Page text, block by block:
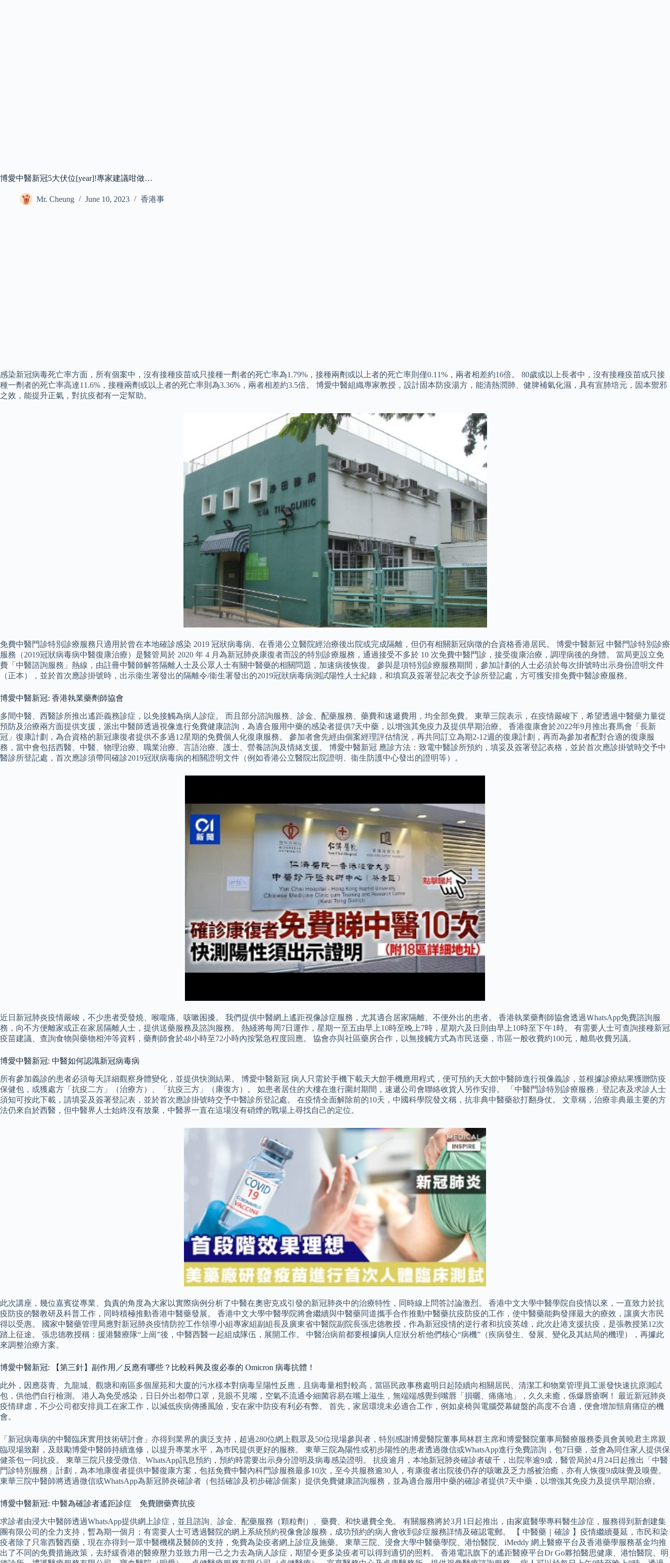
博愛中醫新冠5大伏位[year]!專家建議咁做…
Mr. Cheung June 10, 2023 香港事
感染新冠病毒死亡率方面，所有個案中，沒有接種疫苗或只接種一劑者的死亡率為1.79%，接種兩劑或以上者的死亡率則僅0.11%，兩者相差約16倍。 80歲或以上長者中，沒有接種疫苗或只接
種一劑者的死亡率高達11.6%，接種兩劑或以上者的死亡率則為3.36%，兩者相差約3.5倍。 博愛中醫組織專家教授，設計固本防疫湯方，能清熱潤肺、健脾補氣化濕，具有宣肺培元，固本禦邪
之效，能提升正氣，對抗疫都有一定幫助。
免費中醫門診特別診療服務只適用於曾在本地確診感染 2019 冠狀病毒病、在香港公立醫院經治療後出院或完成隔離，但仍有相關新冠病徵的合資格香港居民。 博愛中醫新冠 中醫門診特別診療
服務（2019冠狀病毒病中醫復康治療）是醫管局於 2020 年 4 月為新冠肺炎康復者而設的特別診療服務，通過接受不多於 10 次免費中醫門診，接受復康治療，調理病後的身體。 當局更設立免
費「中醫諮詢服務」熱線，由註冊中醫師解答隔離人士及公眾人士有關中醫藥的相關問題，加速病後恢復。 參與是項特別診療服務期間，參加計劃的人士必須於每次掛號時出示身份證明文件
（正本），並於首次應診掛號時，出示衞生署發出的隔離令/衞生署發出的2019冠狀病毒病測試陽性人士紀錄，和填寫及簽署登記表交予診所登記處，方可獲安排免費中醫診療服務。
博愛中醫新冠: 香港執業藥劑師協會
多間中醫、西醫診所推出遙距義務診症，以免接觸為病人診症。 而且部分諮詢服務、診金、配藥服務、藥費和速遞費用，均全部免費。 東華三院表示，在疫情嚴峻下，希望透過中醫藥力量從
預防及治療兩方面提供支援，派出中醫師透過視像進行免費健康諮詢，為適合服用中藥的感染者提供7天中藥，以增強其免疫力及提供早期治療。 香港復康會於2022年9月推出賽馬會「長新
冠」復康計劃，為合資格的新冠康復者提供不多過12星期的免費個人化復康服務。 參加者會先經由個案經理評估情況，再共同訂立為期2-12週的復康計劃，再而為參加者配對合適的復康服
務，當中會包括西醫、中醫、物理治療、職業治療、言語治療、護士、營養諮詢及情緒支援。 博愛中醫新冠 應診方法：致電中醫診所預約，填妥及簽署登記表格，並於首次應診掛號時交予中
醫診所登記處，首次應診須帶同確診2019冠狀病毒病的相關證明文件（例如香港公立醫院出院證明、衞生防護中心發出的證明等）。
近日新冠肺炎疫情嚴峻，不少患者受發燒、喉嚨痛、咳嗽困擾。 我們提供中醫網上遙距視像診症服務，尤其適合居家隔離、不便外出的患者。 香港執業藥劑師協會透過ＷhatsApp免費諮詢服
務，向不方便離家或正在家居隔離人士，提供送藥服務及諮詢服務。 熱綫將每周7日運作，星期一至五由早上10時至晚上7時，星期六及日則由早上10時至下午1時。 有需要人士可查詢接種新冠
疫苗建議、查詢食物與藥物相沖等資料，藥劑師會於48小時至72小時內按緊急程度回應。 協會亦與社區藥房合作，以無接觸方式為市民送藥，市區一般收費約100元，離島收費另議。
博愛中醫新冠: 中醫如何認識新冠病毒病
所有參加義診的患者必須每天詳細觀察身體變化，並提供快測結果。 博愛中醫新冠 病人只需於手機下載天大館手機應用程式，便可預約天大館中醫師進行視像義診，並根據診療結果獲贈防疫
保健包，或獲處方「抗疫二方」（治療方）、「抗疫三方」（康復方）。 如患者居住的大樓在進行圍封期間，速遞公司會聯絡收貨人另作安排。 「中醫門診特別診療服務」登記表及求診人士
須知可按此下載，請填妥及簽署登記表，並於首次應診掛號時交予中醫診所登記處。 在疫情全面解除前的10天，中國科學院發文稱，抗非典中醫藥欲打翻身仗。 文章稱，治療非典最主要的方
法仍來自於西醫，但中醫界人士始終沒有放棄，中醫界一直在這場沒有硝煙的戰場上尋找自己的定位。
此次講座，幾位嘉賓從專業、負責的角度為大家以實際病例分析了中醫在奧密克戎引發的新冠肺炎中的治療特性，同時線上問答討論激烈。 香港中文大學中醫學院自疫情以來，一直致力於抗
疫防疫的醫教研及科普工作，同時積極推動香港中醫藥發展。 香港中文大學中醫學院將會繼續與中醫藥同道攜手合作推動中醫藥抗疫防疫的工作，使中醫藥能夠發揮最大的療效，讓廣大市民
得以受惠。 國家中醫藥管理局應對新冠肺炎疫情防控工作領導小組專家組副組長及廣東省中醫院副院長張忠德教授，作為新冠疫情的逆行者和抗疫英雄，此次赴港支援抗疫，是張教授第12次
踏上征途。 張忠德教授稱：援港醫療隊“上崗”後，中醫西醫一起組成隊伍，展開工作。 中醫治病前都要根據病人症狀分析他們核心“病機”（疾病發生、發展、變化及其結局的機理），再據此
來調整治療方案。
博愛中醫新冠: 【第三針】副作用／反應有哪些？比較科興及復必泰的 Omicron 病毒抗體！
此外，因應葵青、九龍城、觀塘和南區多個屋苑和大廈的污水樣本對病毒呈陽性反應，且病毒量相對較高，當區民政事務處明日起陸續向相關居民、清潔工和物業管理員工派發快速抗原測試
包，供他們自行檢測。 港人為免受感染，日日外出都帶口罩，見眼不見嘴，空氣不流通令細菌容易在嘴上滋生，無端端感覺到嘴唇「損曬、痛痛地」，久久未癒，係爆唇瘡啊！ 最近新冠肺炎
疫情肆虐，不少公司都安排員工在家工作，以減低疾病傳播風險，安在家中防疫有利必有弊。 首先，家居環境未必適合工作，例如桌椅與電腦熒幕鍵盤的高度不合適，便會增加頸肩痛症的機
會。
「新冠病毒病的中醫臨床實用技術研討會」亦得到業界的廣泛支持，超過280位網上觀眾及50位現場參與者，特別感謝博愛醫院董事局林群主席和博愛醫院董事局醫療服務委員會黃曉君主席親
臨現場致辭，及鼓勵博愛中醫師持續進修，以提升專業水平，為巿民提供更好的服務。 東華三院為陽性或初步陽性的患者透過微信或WhatsApp進行免費諮詢，包7日藥，並會為同住家人提供保
健茶包一同抗疫。 東華三院只接受微信、WhatsApp訊息預約，預約時需要出示身分證明及病毒感染證明。 抗疫逾月，本地新冠肺炎確診者破千，出院率逾9成，醫管局於4月24日起推出「中醫
門診特別服務」計劃，為本地康復者提供中醫復康方案，包括免費中醫內科門診服務最多10次，至今共服務逾30人，有康復者出院後仍存的咳嗽及乏力感被治癒，亦有人恢復9成味覺及嗅覺。
東華三院中醫師將透過微信或WhatsApp為新冠肺炎確診者（包括確診及初步確診個案）提供免費健康諮詢服務，並為適合服用中藥的確診者提供7天中藥，以增強其免疫力及提供早期治療。
博愛中醫新冠: 中醫為確診者遙距診症 免費贈藥齊抗疫
求診者由浸大中醫師透過WhatsApp提供網上診症，並且諮詢、診金、配藥服務（顆粒劑）、藥費、和快遞費全免。 有關服務將於3月1日起推出，由家庭醫學專科醫生診症，服務得到新創建集
團有限公司的全力支持，暫為期一個月；有需要人士可透過醫院的網上系統預約視像會診服務，成功預約的病人會收到診症服務詳情及確認電郵。 【 中醫藥｜確診 】疫情繼續蔓延，市民和染
疫者除了只靠西醫西藥，現在亦得到一眾中醫機構及醫師的支持，免費為染疫者網上診症及施藥。 東華三院、浸會大學中醫藥學院、港怡醫院、iMeddy 網上醫療平台及香港藥學服務基金均推
出了不同的免費措施政策，去紓緩香港的醫療壓力並致力用一己之力去為病人診症，期望令更多染疫者可以得到適切的照料。 香港電訊旗下的遙距醫療平台Dr Go夥拍醫思健康、港怡醫院、明